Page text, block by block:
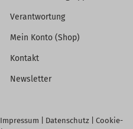
Verantwortung
Mein Konto (Shop)
Kontakt
Newsletter
Impressum Datenschutz| Cookie-